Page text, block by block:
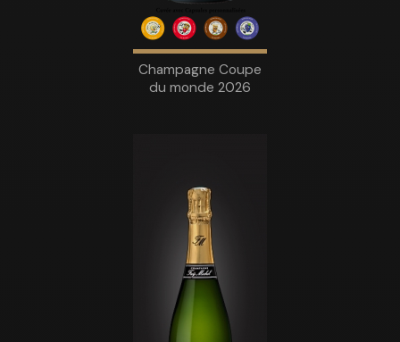
Champagne Coupe
du monde 2026